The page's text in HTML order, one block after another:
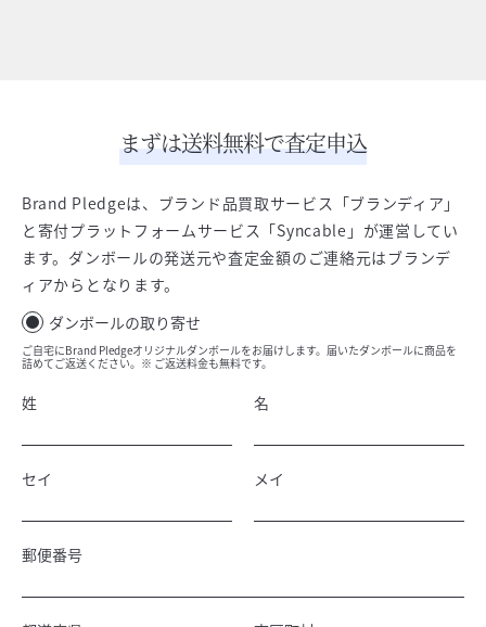
まずは送料無料で査定申込
Brand Pledgeは、ブランド品買取サービス「ブランディア」
と寄付プラットフォームサービス「Syncable」が運営してい
ます。ダンボールの発送元や査定金額のご連絡元はブランデ
ィアからとなります。
ダンボールの取り寄せ
ご自宅にBrand Pledgeオリジナルダンボールをお届けします。届いたダンボールに商品を
詰めてご返送ください。※ ご返送料金も無料です。
姓 名
セイ メイ
郵便番号